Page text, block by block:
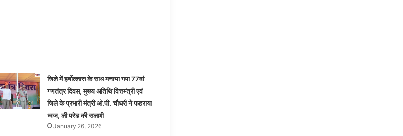
जिले में हर्षोल्लास के साथ मनाया गया 77वां
गणतंत्र दिवस, मुख्य अतिथि वित्तमंत्री एवं
जिले के प्रभारी मंत्री ओ.पी. चौधरी ने फहराया
ध्वज, ली परेड की सलामी
January 26, 2026